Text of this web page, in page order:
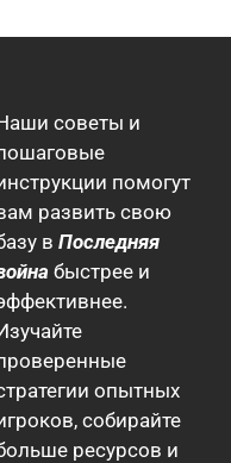
советы и
помогут
развить свою
в Последняя
быстрее и
опытных
собирайте
ресурсов и
(Brazil)
(Portugal)